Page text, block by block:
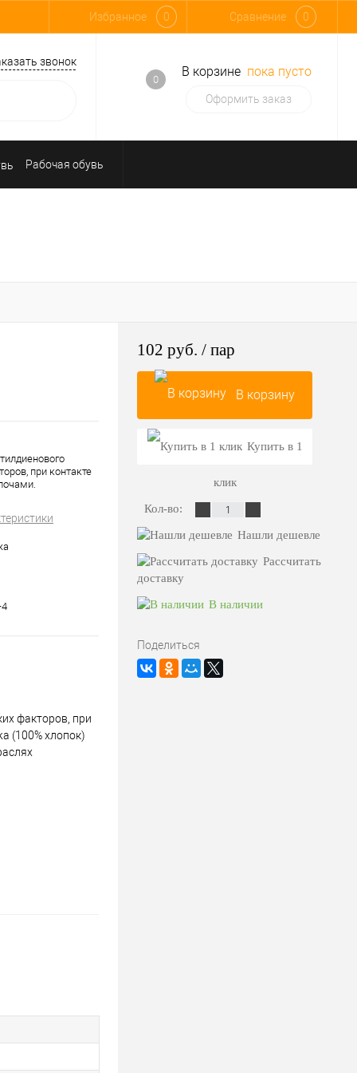
Избранное 0 Сравнение 0
звонок
0
В корзине пока пусто
Оформить заказ
Рабочая обувь
при контакте
4
факторов, при
(100% хлопок)
102 руб. / пар
В корзину
Купить в 1
клик
Кол-во:
Нашли дешевле
Рассчитать
доставку
В наличии
Поделиться